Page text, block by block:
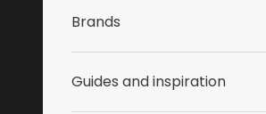
Brands
Guides and inspiration